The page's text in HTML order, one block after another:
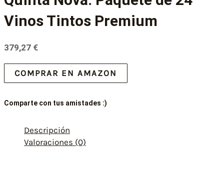
Vinos Tintos Premium
379,27 €
COMPRAR EN AMAZON
Comparte con tus amistades :)
Descripción
Valoraciones (0)